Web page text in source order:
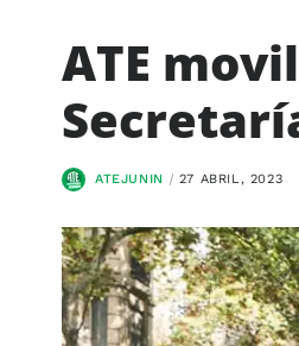
ATE
ATEJUNIN 27 ABRIL, 2023